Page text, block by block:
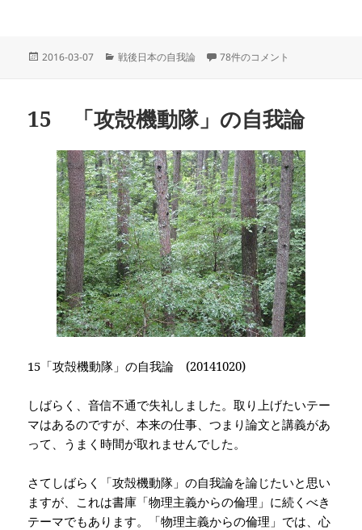
投
2016-03-07
カ
ー
戦後日本の自我論 16 攻殻機動隊の自我論（２）
78件のコメント
15 「攻殻機動隊」の自我論
15「攻殻機動隊」の自我論(20141020)
しばらく、音信不通で失礼しました。取り上げたいテー
マはあるのですが、本来の仕事、つまり論文と講義があ
って、うまく時間が取れませんでした。
さてしばらく「攻殻機動隊」の自我論を論じたいと思い
ますが、これは書庫「物理主義からの倫理」に続くべき
テーマでもあります。「物理主義からの倫理」では、心